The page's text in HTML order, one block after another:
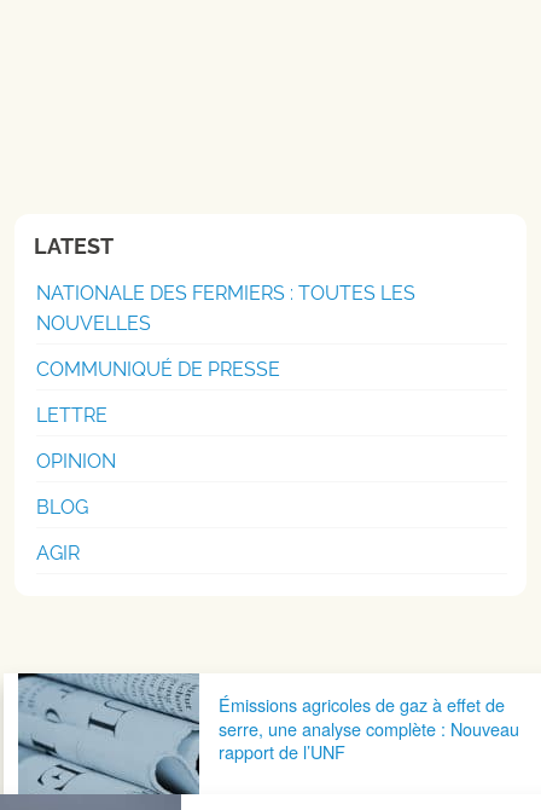
LATEST
NATIONALE DES FERMIERS : TOUTES LES
NOUVELLES
COMMUNIQUÉ DE PRESSE
LETTRE
OPINION
BLOG
AGIR
Navigation postaleÉmissions agricoles de gaz à effet de
serre, une analyse complète : Nouveau
rapport de l’UNF